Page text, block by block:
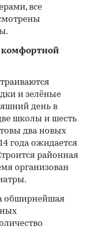
все
комфортной
и зелёные
день в
школы и шесть
два новых
года ожидается
районная
организован
обширнейшая